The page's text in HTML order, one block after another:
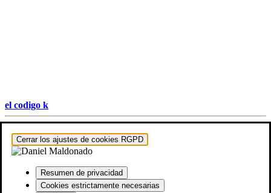
el codigo k
Hestia | Desarrollado porThemeIsle
Cerrar los ajustes de cookies RGPD
Resumen de privacidad
Cookies estrictamente necesarias